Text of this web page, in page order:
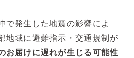
で発生した地震の影響によ
地域に避難指示・交通規制が
お届けに遅れが生じる可能性